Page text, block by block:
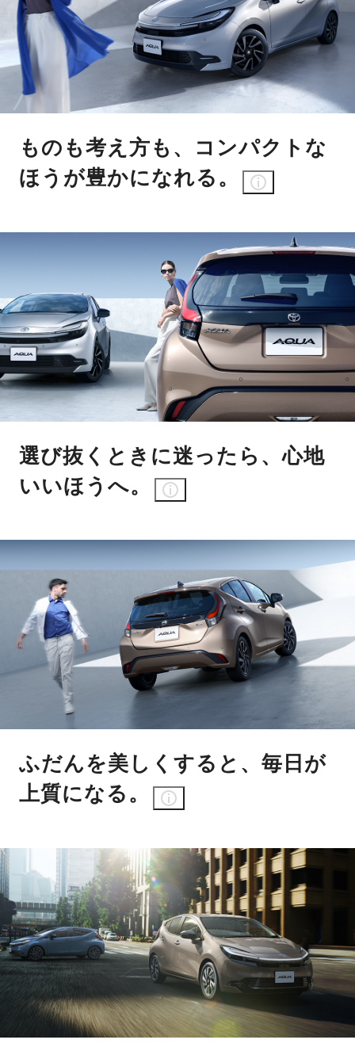
ものも考え方も、コンパクトな
ほうが豊かになれる。
選び抜くときに迷ったら、心地
いいほうへ。
ふだんを美しくすると、毎日が
上質になる。